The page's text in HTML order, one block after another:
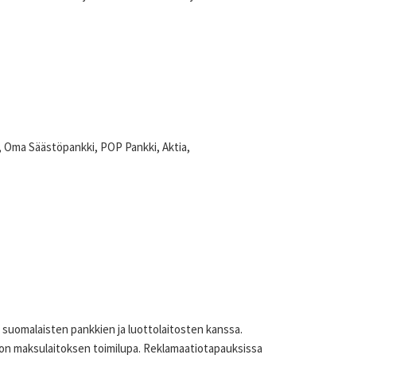
Säästöpankki, POP Pankki, Aktia,
pankkien ja luottolaitosten kanssa.
maksulaitoksen toimilupa. Reklamaatiotapauksissa